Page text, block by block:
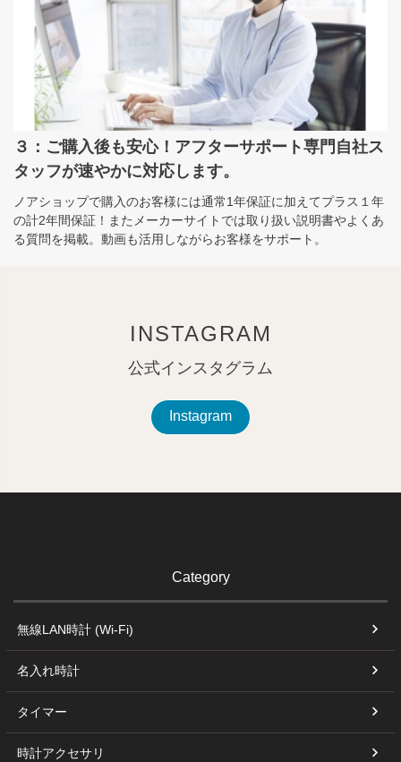
３：ご購入後も安心！アフターサポート専門自社ス
タッフが速やかに対応します。
ノアショップで購入のお客様には通常1年保証に加えてプラス１年
の計2年間保証！またメーカーサイトでは取り扱い説明書やよくあ
る質問を掲載。動画も活用しながらお客様をサポート。
INSTAGRAM
公式インスタグラム
Instagram
Category
無線LAN時計 (Wi-Fi)
名入れ時計
タイマー
時計アクセサリ